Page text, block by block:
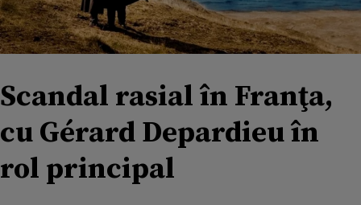
Scandal rasial în Franţa,
cu Gérard Depardieu în
rol principal